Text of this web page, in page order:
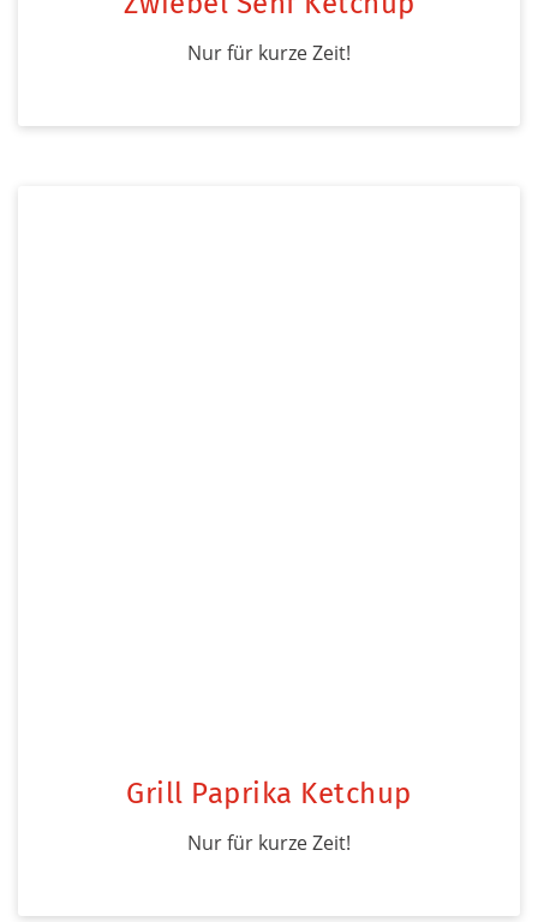
Nur für kurze Zeit!
Grill Paprika Ketchup
Nur für kurze Zeit!